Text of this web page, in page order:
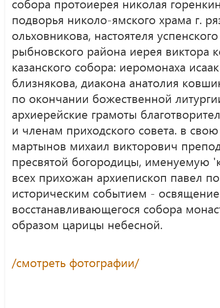
собора протоиерея николая
подворья николо-ямского храма г.
ольховникова, настоятеля
рыбновского района иерея виктора
казанского собора: иеромонаха
близнякова, диакона анатолия
по окончании божественной
архиерейские грамоты
и членам приходского совета. в
мартынов михаил викторович
пресвятой богородицы, именуемую
всех прихожан архиепископ павел
историческим событием -
восстанавливающегося собора
образом царицы небесной.
/смотреть фотографии/